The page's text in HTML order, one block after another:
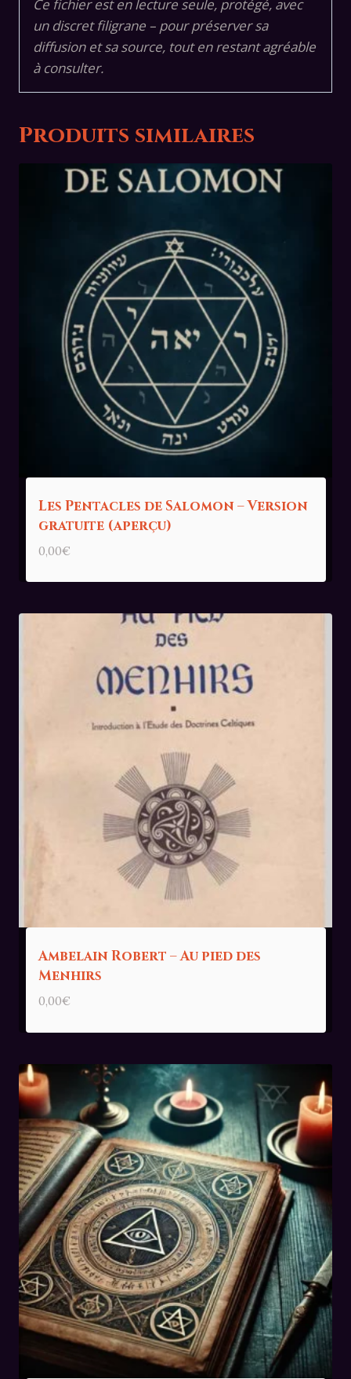
Ce fichier est en lecture seule, protégé, avec
un discret filigrane – pour préserver sa
diffusion et sa source, tout en restant agréable
à consulter.
Produits similaires
Les Pentacles de Salomon – Version
gratuite (aperçu)
0,00€
Ambelain Robert – Au pied des
Menhirs
0,00€